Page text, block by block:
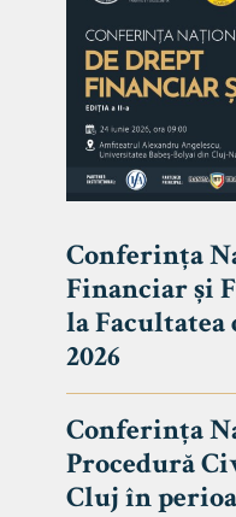
Conferința
Financiar și
la Facultatea
2026
Conferința
Procedură
Cluj în